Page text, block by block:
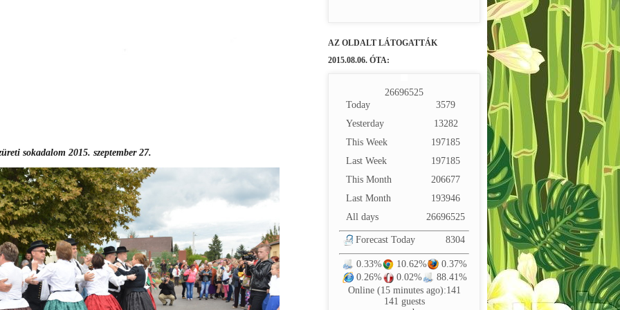
sokadalom 2015. szeptember 27.
AZ OLDALT LÁTOGATTÁK
2015.08.06. ÓTA:
26696525
Today
Yesterday
This Week
Last Week
This Month
Last Month
All days
3579
13282
197185
197185
206677
193946
26696525
Forecast Today 8304
0.33% 10.62%
0.37%
0.26%
0.02%
88.41%
Online (15 minutes ago):141
141 guests